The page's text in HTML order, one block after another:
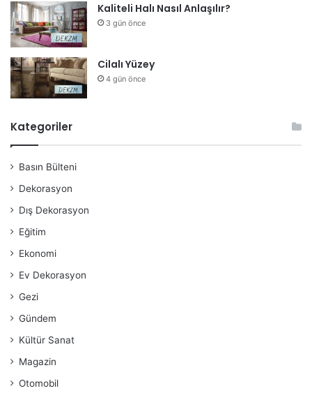
Kaliteli Halı Nasıl Anlaşılır?
3 gün önce
Cilalı Yüzey
4 gün önce
Kategoriler
Basın Bülteni
Dekorasyon
Dış Dekorasyon
Eğitim
Ekonomi
Ev Dekorasyon
Gezi
Gündem
Kültür Sanat
Magazin
Otomobil